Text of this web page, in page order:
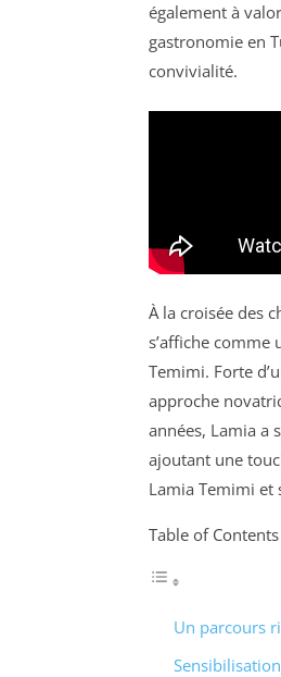
également à
gastronomie en
convivialité.
À la croisée des
s’affiche
Temimi. Forte
approche
années, Lamia a
ajoutant une
Lamia Temimi et
Table of Contents
Un parcours